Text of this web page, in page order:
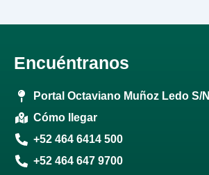
Encuéntranos
Portal Octaviano Muñoz Ledo S/N
Cómo llegar
+52 464 6414 500
+52 464 647 9700